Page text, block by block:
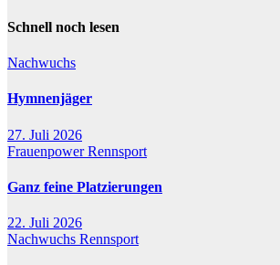
Schnell noch lesen
Nachwuchs
Hymnenjäger
27. Juli 2026
FrauenpowerRennsport
Ganz feine Platzierungen
22. Juli 2026
Nachwuchs Rennsport